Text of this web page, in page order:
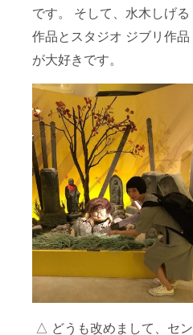
です。 そして、水木しげる
作品とスタジオ ジブリ作品
が大好きです。
△ どうも改めまして、セン